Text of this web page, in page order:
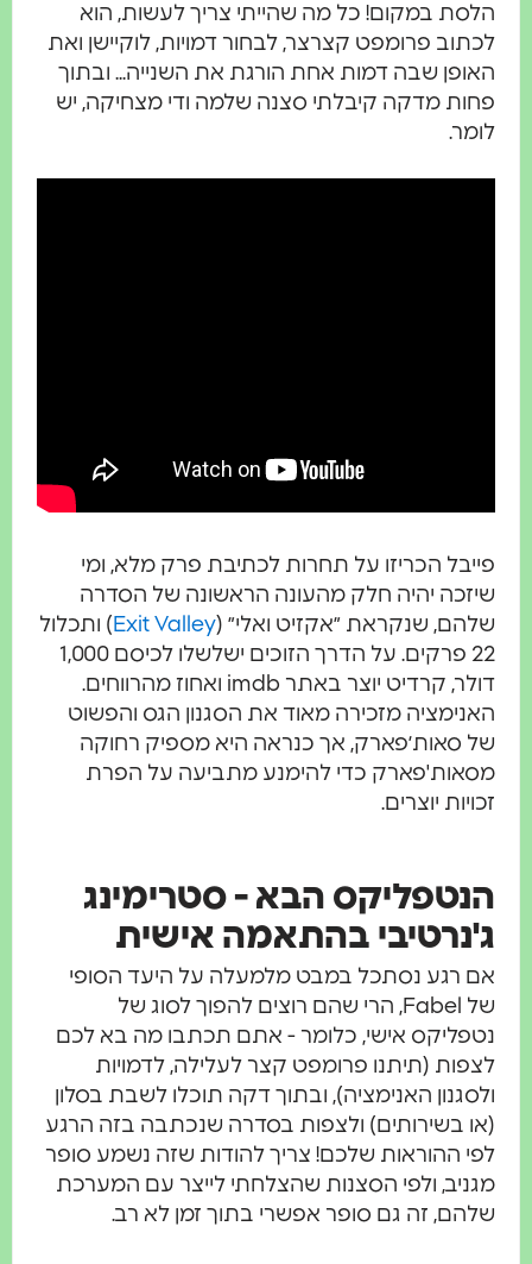
במקום! כל מה שהייתי צריך לעשות, הוא
פרומפט קצרצר, לבחור דמויות, לוקיישן ואת
שבה דמות אחת הורגת את השנייה... ובתוך
מדקה קיבלתי סצנה שלמה ודי מצחיקה, יש
הכריזו על תחרות לכתיבת פרק מלא, ומי
יהיה חלק מהעונה הראשונה של הסדרה
שנקראת ״אקזיט ואלי״ (Exit Valley) ותכלול
22 פרקים. על הדרך הזוכים ישלשלו לכיסם 1,000
דולר, קרדיט יוצר באתר imdb ואחוז מהרווחים.
מזכירה מאוד את הסגנון הגס והפשוט
סאות׳פארק, אך כנראה היא מספיק רחוקה
כדי להימנע מתביעה על הפרת
יוצרים.
הבא - סטרימינג
בהתאמה אישית
רגע נסתכל במבט מלמעלה על היעד הסופי
של Fabel, הרי שהם רוצים להפוך לסוג של
אישי, כלומר - אתם תכתבו מה בא לכם
(תיתנו פרומפט קצר לעלילה, לדמויות
האנימציה), ובתוך דקה תוכלו לשבת בסלון
בשירותים) ולצפות בסדרה שנכתבה בזה הרגע
ההוראות שלכם! צריך להודות שזה נשמע סופר
ולפי הסצנות שהצלחתי לייצר עם המערכת
זה גם סופר אפשרי בתוך זמן לא רב.